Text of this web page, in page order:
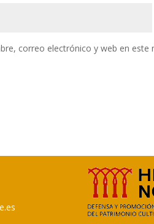
correo electrónico y web en